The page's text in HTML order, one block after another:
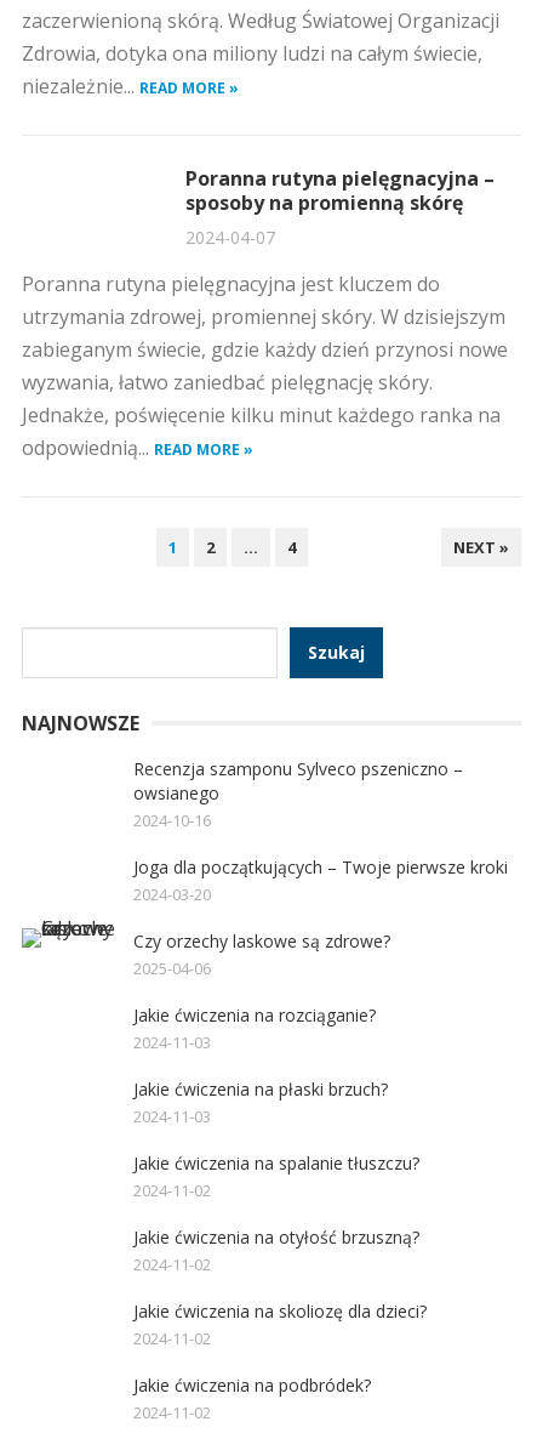
zaczerwienioną skórą. Według Światowej Organizacji
Zdrowia, dotyka ona miliony ludzi na całym świecie,
niezależnie... READ MORE »
Poranna rutyna pielęgnacyjna –
sposoby na promienną skórę
2024-04-07
Poranna rutyna pielęgnacyjna jest kluczem do
utrzymania zdrowej, promiennej skóry. W dzisiejszym
zabieganym świecie, gdzie każdy dzień przynosi nowe
wyzwania, łatwo zaniedbać pielęgnację skóry.
Jednakże, poświęcenie kilku minut każdego ranka na
odpowiednią... READ MORE »
STRONICOWANIE
1 2 … 4 NEXT »
Szukaj
NAJNOWSZE
Recenzja szamponu Sylveco pszeniczno –
owsianego
2024-10-16
Joga dla początkujących – Twoje pierwsze kroki
2024-03-20
Czy orzechy laskowe są zdrowe?
2025-04-06
Jakie ćwiczenia na rozciąganie?
2024-11-03
Jakie ćwiczenia na płaski brzuch?
2024-11-03
Jakie ćwiczenia na spalanie tłuszczu?
2024-11-02
Jakie ćwiczenia na otyłość brzuszną?
2024-11-02
Jakie ćwiczenia na skoliozę dla dzieci?
2024-11-02
Jakie ćwiczenia na podbródek?
2024-11-02